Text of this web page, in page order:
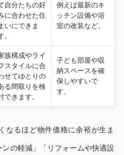
自分たちの好
に合わせた住
いにできま
。
例えば最新のキ
ッチン設備や浴
室の改装など。
族構成やライ
スタイルに合
せてゆとりの
る間取りを検
できます。
子ども部屋や収
納スペースを確
保しやすいで
す。
なるほど物件価格に余裕が生ま
の軽減」「リフォームや快適設